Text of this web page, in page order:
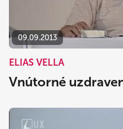
09.09.2013
ELIAS VELLA
Vnútorné